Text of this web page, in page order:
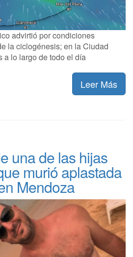
advirtió por condiciones
la ciclogénesis; en la Ciudad
a lo largo de todo el día
Leer Más
una de las hijas
murió aplastada
Mendoza